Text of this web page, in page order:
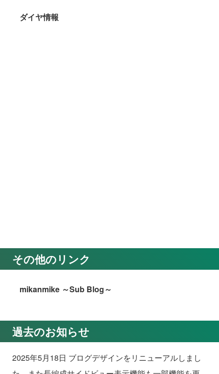
ダイヤ情報
その他のリンク
mikanmike ～Sub Blog～
過去のお知らせ
2025年5月18日 ブログデザインをリニューアルしまし